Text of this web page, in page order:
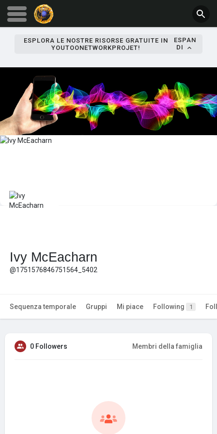
ESPLORA LE NOSTRE RISORSE GRATUITE IN
YOUTOONETWORKPROJET!
ESPAN
DI
Ivy McEacharn
@1751576846751564_5402
Sequenza temporale Gruppi Mi piace Following 1
0 Followers Membri della famiglia